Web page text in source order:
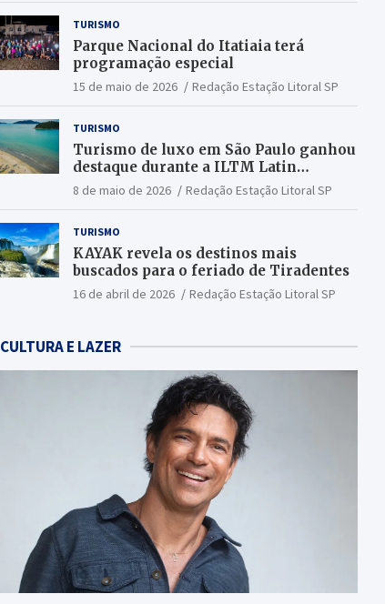
TURISMO
Parque Nacional do Itatiaia terá
programação especial
15 de maio de 2026 Redação Estação Litoral SP
TURISMO
Turismo de luxo em São Paulo ganhou
destaque durante a ILTM Latin
America 2026
8 de maio de 2026 Redação Estação Litoral SP
TURISMO
KAYAK revela os destinos mais
buscados para o feriado de Tiradentes
16 de abril de 2026 Redação Estação Litoral SP
CULTURA E LAZER